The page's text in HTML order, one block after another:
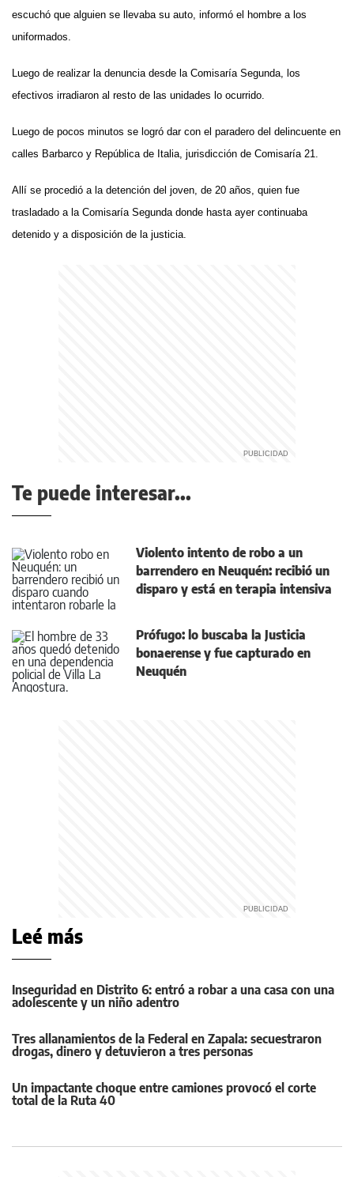
escuchó que alguien se llevaba su auto, informó el hombre a los
uniformados.
Luego de realizar la denuncia desde la Comisaría Segunda, los
efectivos irradiaron al resto de las unidades lo ocurrido.
Luego de pocos minutos se logró dar con el paradero del delincuente en
calles Barbarco y República de Italia, jurisdicción de Comisaría 21.
Allí se procedió a la detención del joven, de 20 años, quien fue
trasladado a la Comisaría Segunda donde hasta ayer continuaba
detenido y a disposición de la justicia.
Te puede interesar...
Violento intento de robo a un
barrendero en Neuquén: recibió un
disparo y está en terapia intensiva
Prófugo: lo buscaba la Justicia
bonaerense y fue capturado en
Neuquén
Leé más
Inseguridad en Distrito 6: entró a robar a una casa con una
adolescente y un niño adentro
Tres allanamientos de la Federal en Zapala: secuestraron
drogas, dinero y detuvieron a tres personas
Un impactante choque entre camiones provocó el corte
total de la Ruta 40